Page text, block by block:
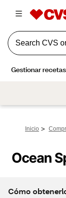
Inicio >
Ocean
Cómo